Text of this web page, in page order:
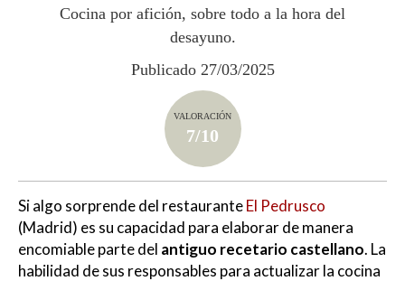
Cocina por afición, sobre todo a la hora del
desayuno.
Publicado 27/03/2025
VALORACIÓN
7/10
Si algo sorprende del restauranteEl Pedrusco
(Madrid) es su capacidad para elaborar de manera
encomiable parte del antiguo recetario castellano. La
habilidad de sus responsables para actualizar la cocina